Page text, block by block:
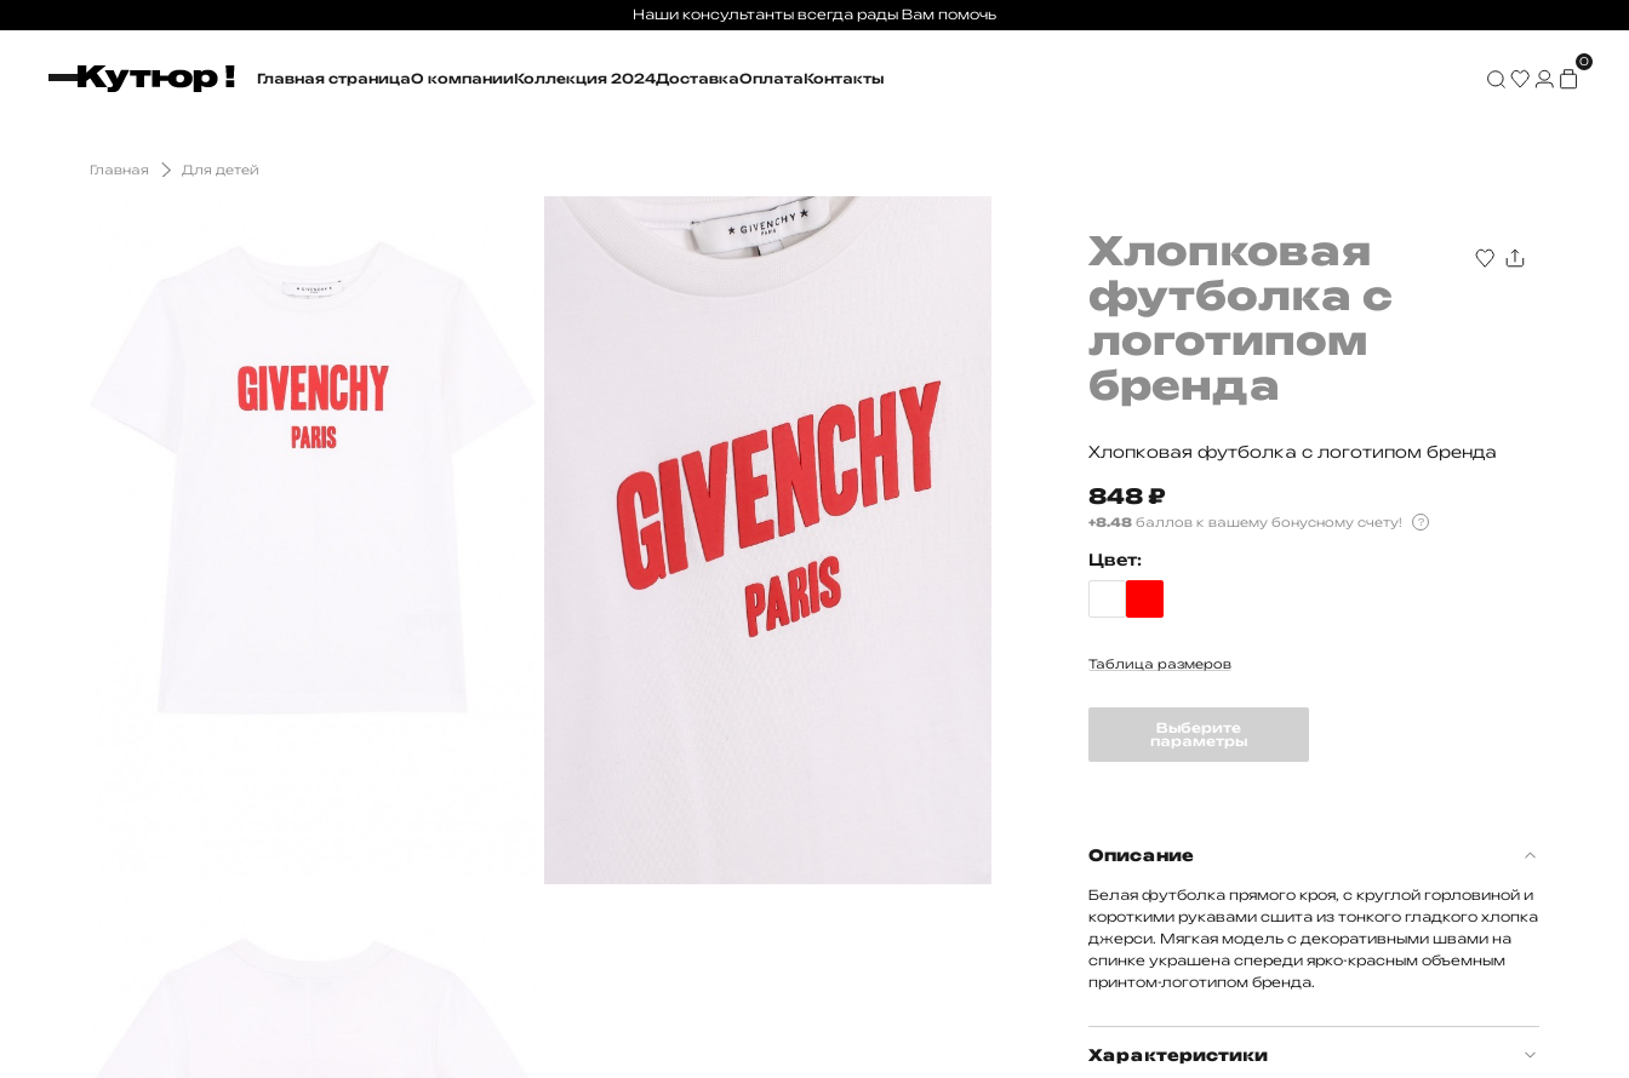
Главная страницаО компанииКоллекция 2024ДоставкаОплатаКонтакты
0
Наши консультанты всегда рады Вам помочь
Главная Для детей
Хлопковая
футболка с
логотипом
бренда
Хлопковая футболка с логотипом бренда
848₽
+8.48 баллов к вашему бонусному счету! ?
Цвет:
Таблица размеров
Выберите
параметры
Описание
Белая футболка прямого кроя, с круглой горловиной и
короткими рукавами сшита из тонкого гладкого хлопка
джерси. Мягкая модель с декоративными швами на
спинке украшена спереди ярко-красным объемным
принтом-логотипом бренда.
Характеристики